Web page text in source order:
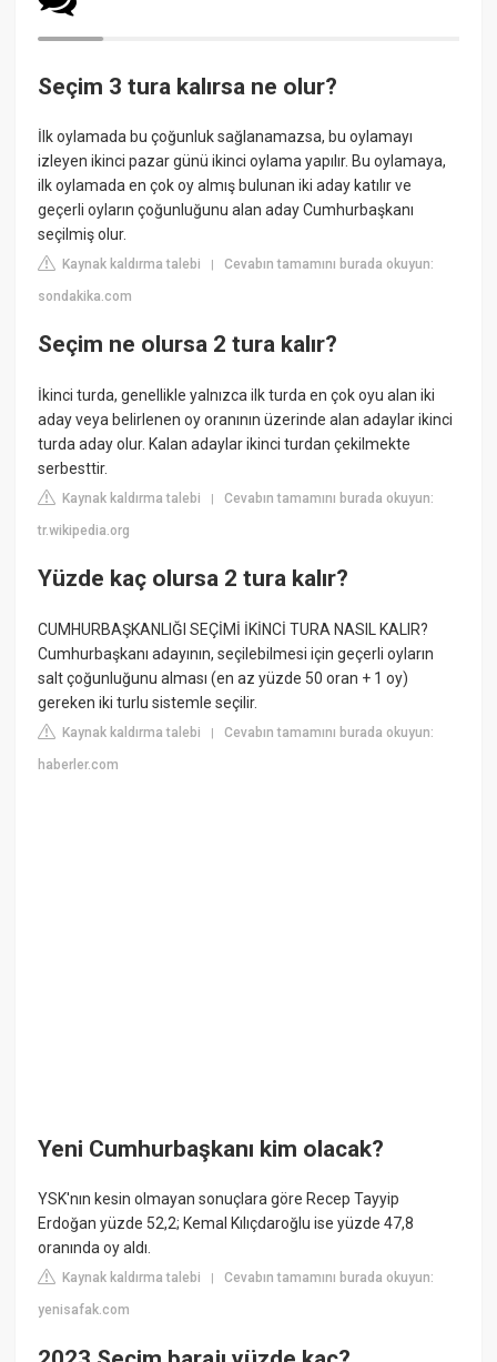
Seçim 3 tura kalırsa ne olur?
İlk oylamada bu çoğunluk sağlanamazsa, bu oylamayı
izleyen ikinci pazar günü ikinci oylama yapılır. Bu oylamaya,
ilk oylamada en çok oy almış bulunan iki aday katılır ve
geçerli oyların çoğunluğunu alan aday Cumhurbaşkanı
seçilmiş olur.
Kaynak kaldırma talebi |Cevabın tamamını burada okuyun:
sondakika.com
Seçim ne olursa 2 tura kalır?
İkinci turda, genellikle yalnızca ilk turda en çok oyu alan iki
aday veya belirlenen oy oranının üzerinde alan adaylar ikinci
turda aday olur. Kalan adaylar ikinci turdan çekilmekte
serbesttir.
Kaynak kaldırma talebi |Cevabın tamamını burada okuyun:
tr.wikipedia.org
Yüzde kaç olursa 2 tura kalır?
CUMHURBAŞKANLIĞI SEÇİMİ İKİNCİ TURA NASIL KALIR?
Cumhurbaşkanı adayının, seçilebilmesi için geçerli oyların
salt çoğunluğunu alması (en az yüzde 50 oran + 1 oy)
gereken iki turlu sistemle seçilir.
Kaynak kaldırma talebi |Cevabın tamamını burada okuyun:
haberler.com
Yeni Cumhurbaşkanı kim olacak?
YSK'nın kesin olmayan sonuçlara göre Recep Tayyip
Erdoğan yüzde 52,2; Kemal Kılıçdaroğlu ise yüzde 47,8
oranında oy aldı.
Kaynak kaldırma talebi |Cevabın tamamını burada okuyun:
yenisafak.com